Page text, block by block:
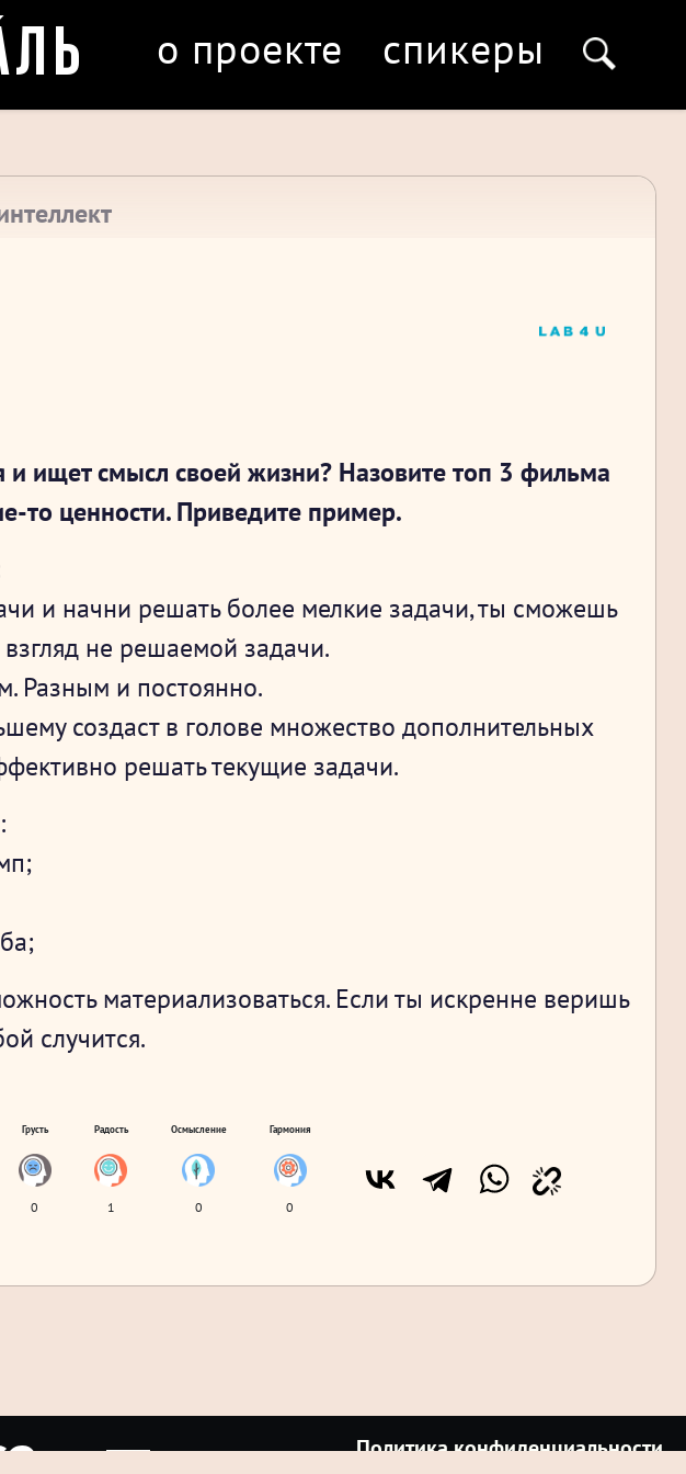
о проекте спикеры
и ищет смысл своей жизни? Назовите топ 3 фильма
то ценности. Приведите пример.
и начни решать более мелкие задачи, ты сможешь
не решаемой задачи.
Разным и постоянно.
создаст в голове множество дополнительных
решать текущие задачи.
материализоваться. Если ты искренне веришь
случится.
Грусть
0
Радость
1
Осмысление
0
Гармония
0
Политика конфиденциальности